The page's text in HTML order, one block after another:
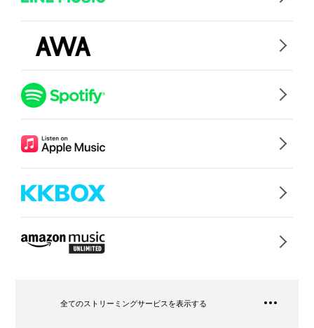
全てのストリーミングサービスを表示する